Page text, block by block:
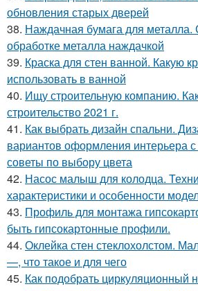
обновления старых дверей
38. Наждачная бумага для металла.
обработке металла наждачкой
39. Краска для стен ванной. Какую
использовать в ванной
40. Ищу строительную компанию.
строительство 2021 г.
41. Как выбрать дизайн спальни.
вариантов оформления интерьера
советы по выбору цвета
42. Насос малыш для колодца.
характеристики и особенности
43. Профиль для монтажа
быть гипсокартонные профили.
44. Оклейка стен стеклохолстом.
—, что такое и для чего
45. Как подобрать циркуляционный